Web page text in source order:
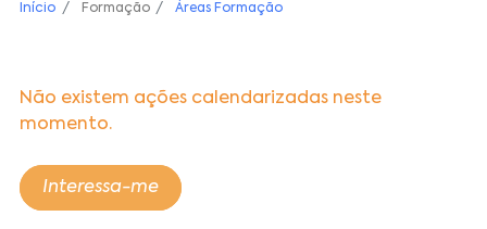
Início Formação Áreas Formação
Não existem ações calendarizadas neste
momento.
Interessa-me